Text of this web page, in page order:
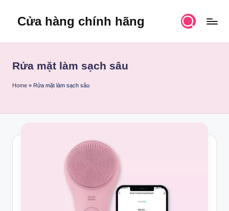
Cửa hàng chính hãng
Rửa mặt làm sạch sâu
Home » Rửa mặt làm sạch sâu